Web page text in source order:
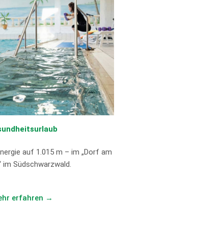
auf 1.015 m – im „Dorf am
im Südschwarzwald.
erfahren →